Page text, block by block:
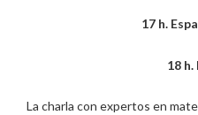
17 h.
18 h.
La charla con expertos en